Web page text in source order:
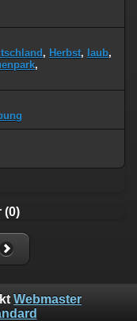
, Herbst, laub,
,
(0)
Webmaster